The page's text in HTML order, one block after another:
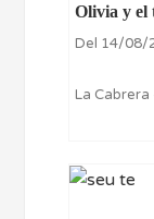
Olivia y el
Del 14/08/
La Cabrera